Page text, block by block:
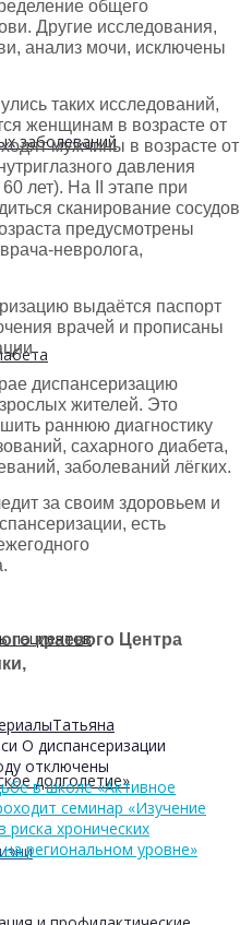
заболеваний
пациентов
долголетие»
общего
Другие исследования,
анализ мочи, исключены
таких исследований,
женщинам в возрасте от
мужчины в возрасте от
давления
лет). На II этапе при
сканирование сосудов
предусмотрены
невролога,
выдаётся паспорт
врачей и прописаны
диспансеризацию
жителей. Это
раннюю диагностику
сахарного диабета,
заболеваний лёгких.
за своим здоровьем и
есть
краевого Центра
Татьяна
О диспансеризации
отключены
в школе «Активное
семинар «Изучение
хронических
региональном уровне»